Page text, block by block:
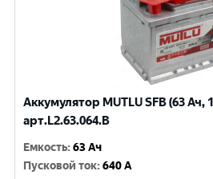
Аккумулятор MUTLU SFB (63 Ач,
арт.L2.63.064.B
Емкость:63 Ач
Пусковой ток:640 A